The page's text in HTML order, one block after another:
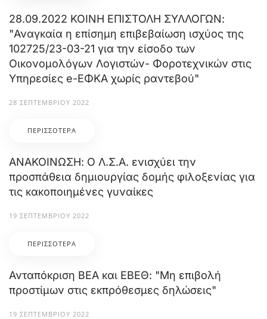
28.09.2022 ΚΟΙΝΗ ΕΠΙΣΤΟΛΗ ΣΥΛΛΟΓΩΝ:
"Αναγκαία η επίσημη επιβεβαίωση ισχύος της
102725/23-03-21 για την είσοδο των
Οικονομολόγων Λογιστών- Φοροτεχνικών στις
Υπηρεσίες e-ΕΦΚΑ χωρίς ραντεβού"
28 ΣΕΠΤΕΜΒΡΊΟΥ 2022
ΠΕΡΙΣΣΌΤΕΡΑ
ΑΝΑΚΟΙΝΩΣΗ: Ο Λ.Σ.Α. ενισχύει την
προσπάθεια δημιουργίας δομής φιλοξενίας για
τις κακοποιημένες γυναίκες
19 ΣΕΠΤΕΜΒΡΊΟΥ 2022
ΠΕΡΙΣΣΌΤΕΡΑ
Ανταπόκριση ΒΕΑ και ΕΒΕΘ: "Μη επιβολή
προστίμων στις εκπρόθεσμες δηλώσεις"
19 ΣΕΠΤΕΜΒΡΊΟΥ 2022